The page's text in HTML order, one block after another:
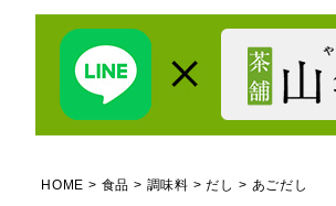
HOME 食品 調味料 だし あごだし